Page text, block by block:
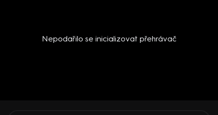
Nepodařilo se inicializovat přehrávač